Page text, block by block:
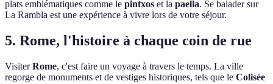
plats emblématiques comme le pintxos et la paella. Se balader sur
La Rambla est une expérience à vivre lors de votre séjour.
5. Rome, l'histoire à chaque coin de rue
VisiterRome, c'est faire un voyage à travers le temps. La ville
regorge de monuments et de vestiges historiques, tels que le Colisée